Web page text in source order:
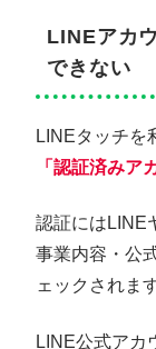
LINEアカ
できない
LINEタッチを
「認証済みア
認証にはLINE
事業内容・公
ェックされます
LINE公式アカ